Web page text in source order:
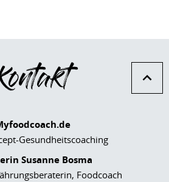
Gesundheitscoaching
Susanne Bosma
Foodcoach